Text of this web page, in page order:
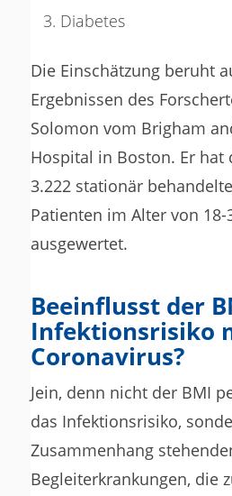
Diabetes
Die Einschätzung beruht
Ergebnissen des
Solomon vom Brigham
Hospital in Boston. Er hat
3.222 stationär
Patienten im Alter von 18-
ausgewertet.
Beeinflusst der
Infektionsrisiko
Coronavirus?
Jein, denn nicht der BMI
das Infektionsrisiko,
Zusammenhang
Begleiterkrankungen, die